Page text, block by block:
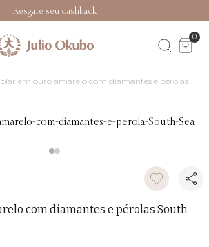
Resgate seu cashback
0
em ouro amarelo com diamantes e pérolas
com diamantes e pérolas South